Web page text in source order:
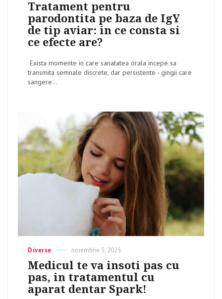
Tratament pentru
parodontita pe baza de IgY
de tip aviar: in ce consta si
ce efecte are?
Exista momente in care sanatatea orala incepe sa
transmita semnale discrete, dar persistente - gingii care
sangere...
Categories
Diverse
Posted
on
noiembrie 5, 2025
Medicul te va insoti pas cu
pas, in tratamentul cu
aparat dentar Spark!